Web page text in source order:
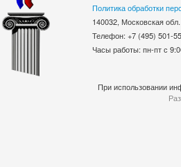
Политика обработки
140032, Московская
Телефон: +7 (495)
Часы работы: пн-пт с
При использовании